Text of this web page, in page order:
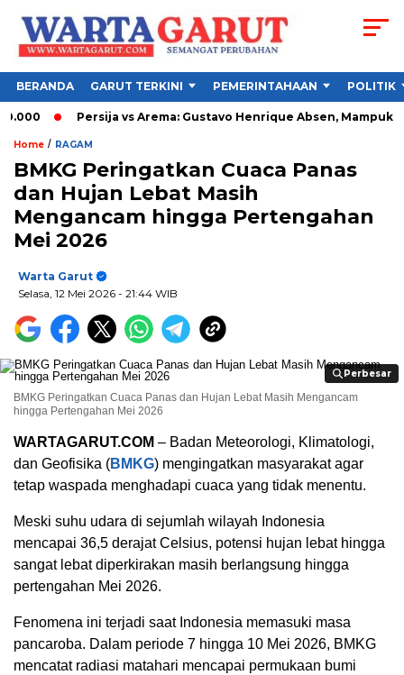
BERANDA GARUT TERKINI PEMERINTAHAAN POLITIK
Persija vs Arema: Gustavo Henrique Absen, Mampukah
Home / RAGAM
BMKG Peringatkan Cuaca Panas
dan Hujan Lebat Masih
Mengancam hingga Pertengahan
Mei 2026
Warta Garut
Selasa, 12 Mei 2026 - 21:44 WIB
Perbesar
Perbesar
BMKG Peringatkan Cuaca Panas dan Hujan Lebat Masih Mengancam
hingga Pertengahan Mei 2026
WARTAGARUT.COM – Badan Meteorologi, Klimatologi,
dan Geofisika (BMKG) mengingatkan masyarakat agar
tetap waspada menghadapi cuaca yang tidak menentu.
Meski suhu udara di sejumlah wilayah Indonesia
mencapai 36,5 derajat Celsius, potensi hujan lebat hingga
sangat lebat diperkirakan masih berlangsung hingga
pertengahan Mei 2026.
Fenomena ini terjadi saat Indonesia memasuki masa
pancaroba. Dalam periode 7 hingga 10 Mei 2026, BMKG
mencatat radiasi matahari mencapai permukaan bumi